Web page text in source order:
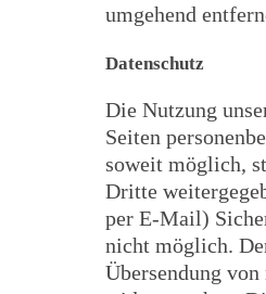
umgehend
Datenschutz
Die Nutzung
Seiten
soweit möglich,
Dritte
per E-Mail)
nicht möglich.
Übersendung